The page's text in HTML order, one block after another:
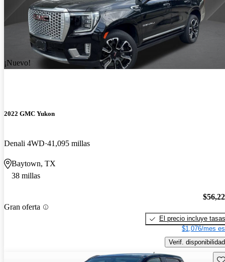
¡Nuevo!
2022 GMC Yukon
Denali 4WD 41,095 millas
Baytown, TX
38 millas
Gran oferta
El precio incluye tasas
$1,076/mes
Verif. disponibilidad